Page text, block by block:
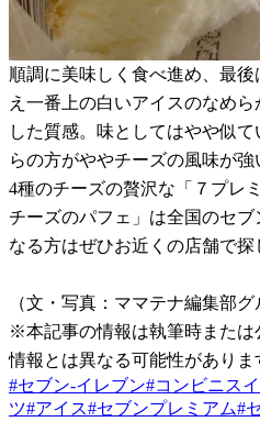
順調に美味しく食べ進め、最
え一番上の白いアイスのなめ
した質感。味としてはやや似
らの方がややチーズの風味が強
4種のチーズの贅沢な「７プレ
チーズのパフェ」は全国のセ
なる方はぜひお近くの店舗で探
（文・写真：ママテナ編集部グ
※本記事の情報は執筆時または
情報とは異なる可能性がありま
#セブン-イレブン#コンビニス
ツ#アイス#セブンプレミアム#